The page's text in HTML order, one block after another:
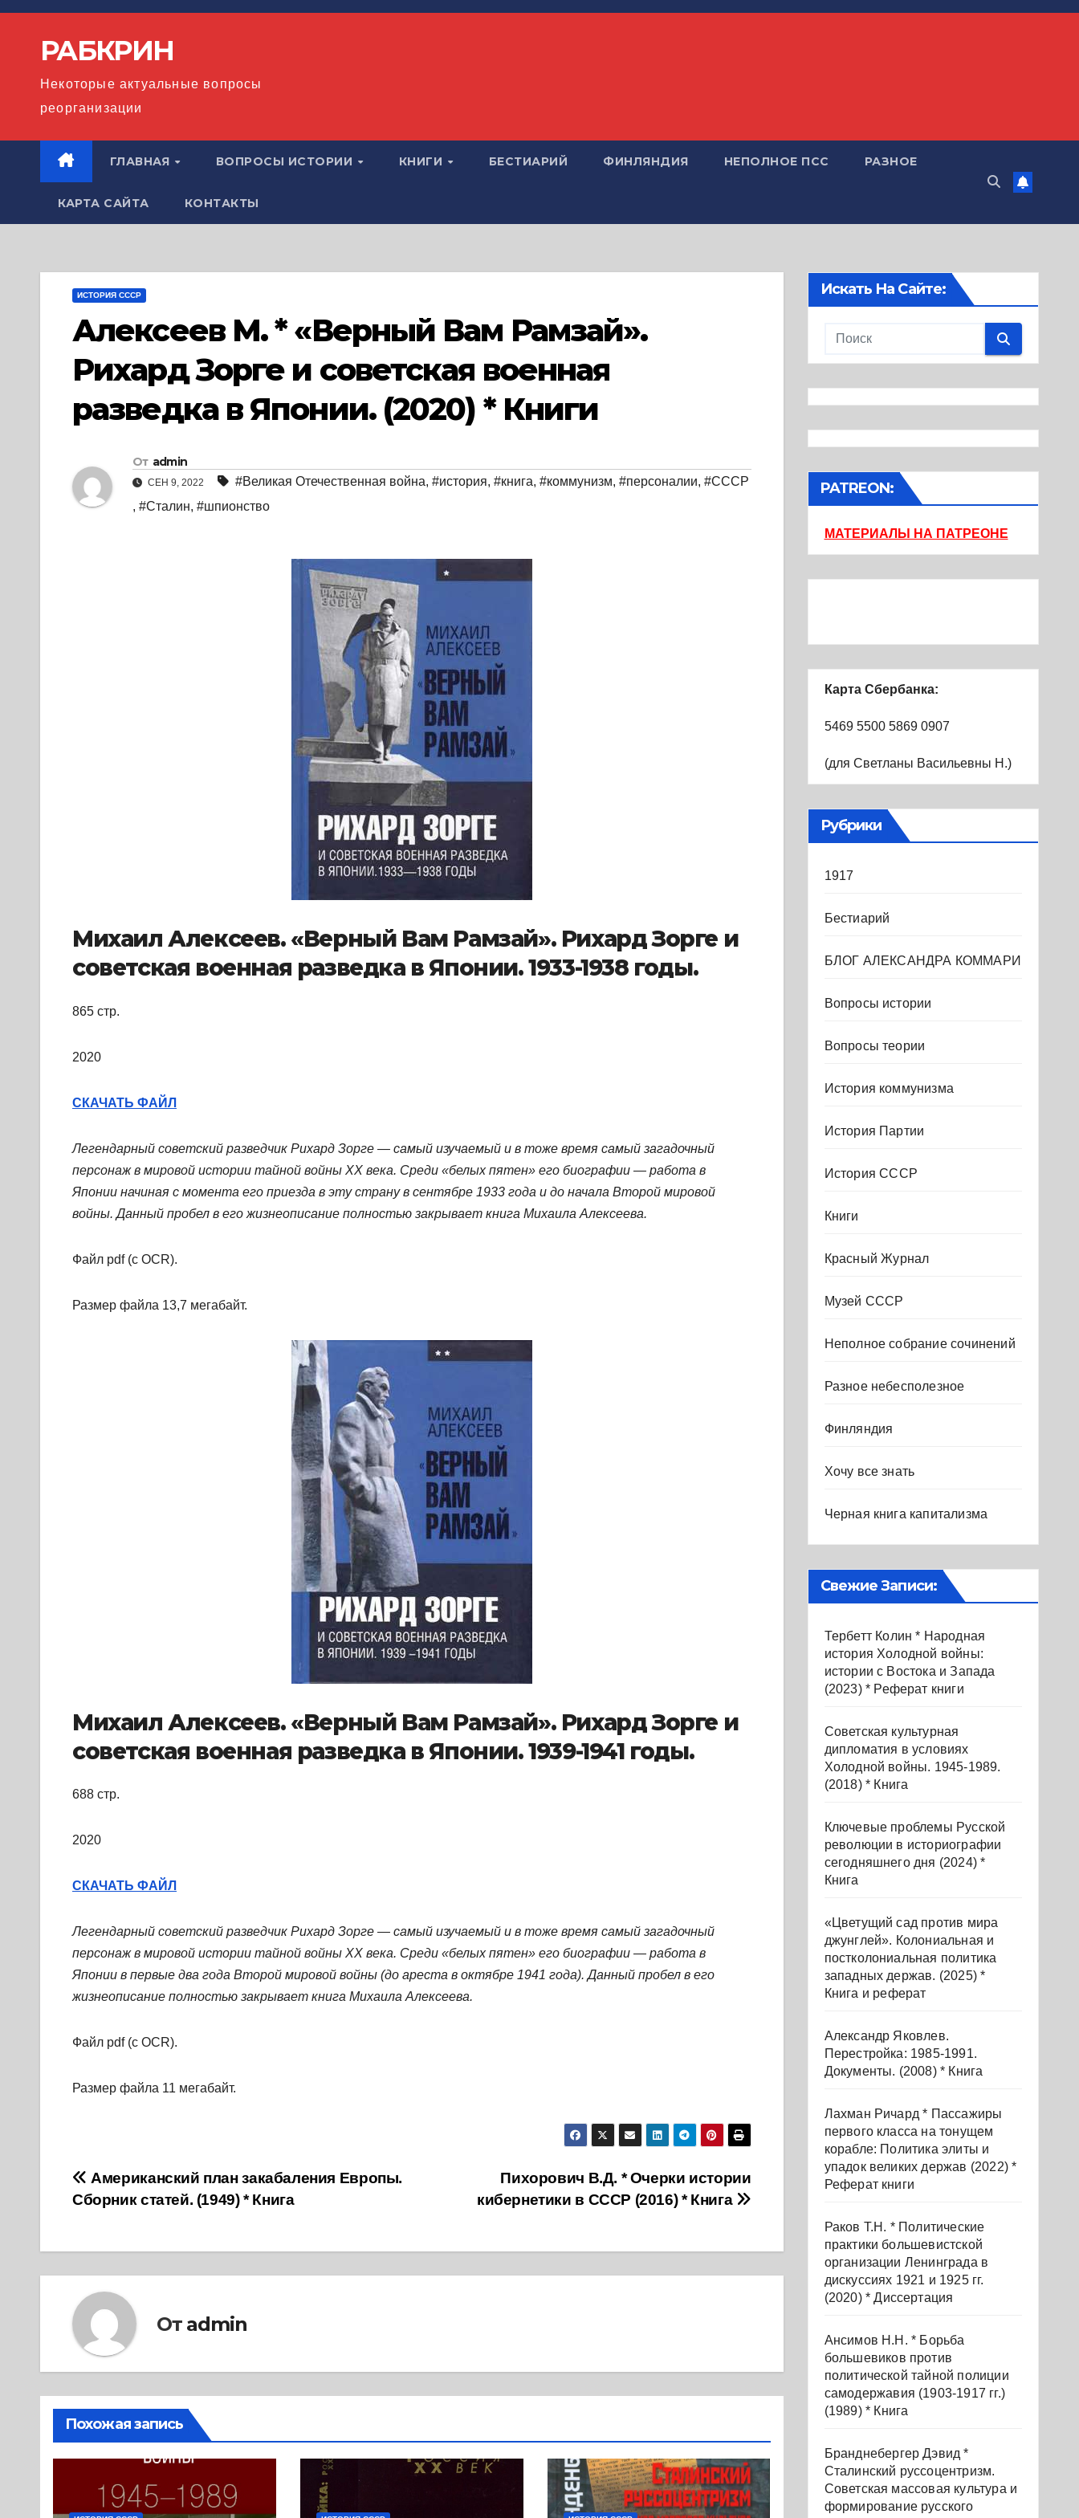
Перейти
содержимомуРАБКРИН
Некоторые актуальные вопросы
реорганизации
ГЛАВНАЯ ВОПРОСЫ ИСТОРИИ КНИГИ БЕСТИАРИЙ ФИНЛЯНДИЯ НЕПОЛНОЕ ПСС РАЗНОЕ
КАРТА САЙТА КОНТАКТЫ
ИСТОРИЯ СССР
Алексеев М. * «Верный Вам Рамзай».
Рихард Зорге и советская военная
разведка в Японии. (2020) * Книги
От admin
СЕН 9, 2022 #Великая Отечественная война, #история, #книга, #коммунизм, #персоналии, #СССР
, #Сталин, #шпионство
Михаил Алексеев. «Верный Вам Рамзай». Рихард Зорге и
советская военная разведка в Японии. 1933-1938 годы.
865 стр.
2020
СКАЧАТЬ ФАЙЛ
Легендарный советский разведчик Рихард Зорге — самый изучаемый и в тоже время самый загадочный
персонаж в мировой истории тайной войны XX века. Среди «белых пятен» его биографии — работа в
Японии начиная с момента его приезда в эту страну в сентябре 1933 года и до начала Второй мировой
войны. Данный пробел в его жизнеописание полностью закрывает книга Михаила Алексеева.
Файл pdf (с OCR).
Размер файла 13,7 мегабайт.
Михаил Алексеев. «Верный Вам Рамзай». Рихард Зорге и
советская военная разведка в Японии. 1939-1941 годы.
688 стр.
2020
СКАЧАТЬ ФАЙЛ
Легендарный советский разведчик Рихард Зорге — самый изучаемый и в тоже время самый загадочный
персонаж в мировой истории тайной войны XX века. Среди «белых пятен» его биографии — работа в
Японии в первые два года Второй мировой войны (до ареста в октябре 1941 года). Данный пробел в его
жизнеописание полностью закрывает книга Михаила Алексеева.
Файл pdf (с OCR).
Размер файла 11 мегабайт.
Навигация
записям
Пихорович В.Д. * Очерки истории
кибернетики в СССР (2016) * Книга
Американский план закабаления Европы.
Сборник статей. (1949) * Книга
От admin
Похожая запись
Искать На Сайте:
PATREON:
МАТЕРИАЛЫ НА ПАТРЕОНЕ
Карта Сбербанка:
5469 5500 5869 0907
(для Светланы Васильевны Н.)
Рубрики
1917
Бестиарий
БЛОГ АЛЕКСАНДРА КОММАРИ
Вопросы истории
Вопросы теории
История коммунизма
История Партии
История СССР
Книги
Красный Журнал
Музей СССР
Неполное собрание сочинений
Разное небесполезное
Финляндия
Хочу все знать
Черная книга капитализма
Свежие Записи:
Тербетт Колин * Народная
история Холодной войны:
истории с Востока и Запада
(2023) * Реферат книги
Советская культурная
дипломатия в условиях
Холодной войны. 1945-1989.
(2018) * Книга
Ключевые проблемы Русской
революции в историографии
сегодняшнего дня (2024) *
Книга
«Цветущий сад против мира
джунглей». Колониальная и
постколониальная политика
западных держав. (2025) *
Книга и реферат
Александр Яковлев.
Перестройка: 1985-1991.
Документы. (2008) * Книга
Лахман Ричард * Пассажиры
первого класса на тонущем
корабле: Политика элиты и
упадок великих держав (2022) *
Реферат книги
Раков Т.Н. * Политические
практики большевистской
организации Ленинграда в
дискуссиях 1921 и 1925 гг.
(2020) * Диссертация
Ансимов Н.Н. * Борьба
большевиков против
политической тайной полиции
самодержавия (1903-1917 гг.)
(1989) * Книга
Бранднебергер Дэвид *
Сталинский руссоцентризм.
Советская массовая культура и
формирование русского